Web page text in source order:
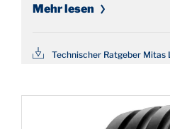
Mehr lesen
Technischer Ratgeber